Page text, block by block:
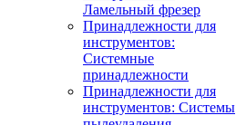
Ламельный фрезер
Принадлежности для
инструментов:
Системные
принадлежности
Принадлежности для
инструментов: Системы